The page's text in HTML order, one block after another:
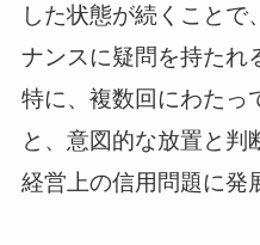
した状態が続くことで
ナンスに疑問を持たれ
特に、複数回にわたっ
と、意図的な放置と判
経営上の信用問題に発